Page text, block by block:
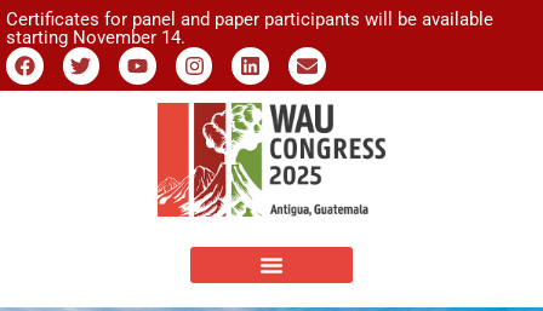
Certificates for panel and paper participants will be available
starting November 14.